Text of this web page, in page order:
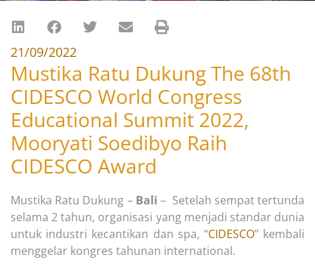
21/09/2022
Mustika Ratu Dukung The 68th
CIDESCO World Congress
Educational Summit 2022,
Mooryati Soedibyo Raih
CIDESCO Award
Mustika Ratu Dukung – Bali – Setelah sempat tertunda
selama 2 tahun, organisasi yang menjadi standar dunia
untuk industri kecantikan dan spa, “CIDESCO” kembali
menggelar kongres tahunan international.